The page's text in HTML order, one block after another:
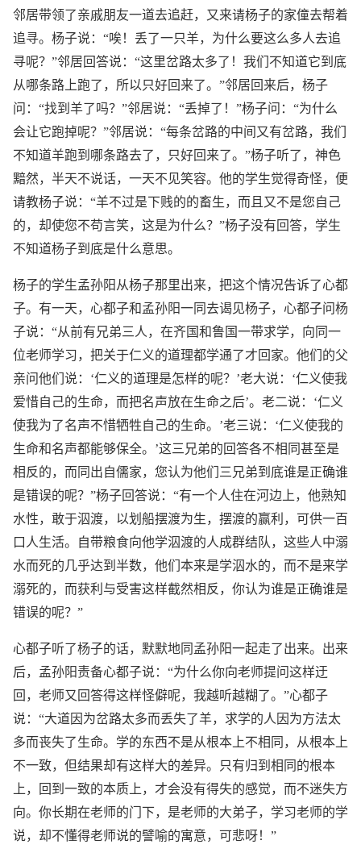
邻居带领了亲戚朋友一道去追赶，又来请杨子的家僮去帮着
追寻。杨子说：“唉！丢了一只羊，为什么要这么多人去追
寻呢？”邻居回答说：“这里岔路太多了！我们不知道它到底
从哪条路上跑了，所以只好回来了。”邻居回来后，杨子
问：“找到羊了吗？”邻居说：“丢掉了！”杨子问：“为什么
会让它跑掉呢？”邻居说：“每条岔路的中间又有岔路，我们
不知道羊跑到哪条路去了，只好回来了。”杨子听了，神色
黯然，半天不说话，一天不见笑容。他的学生觉得奇怪，便
请教杨子说：“羊不过是下贱的的畜生，而且又不是您自己
的，却使您不苟言笑，这是为什么？”杨子没有回答，学生
不知道杨子到底是什么意思。
杨子的学生孟孙阳从杨子那里出来，把这个情况告诉了心都
子。有一天，心都子和孟孙阳一同去谒见杨子，心都子问杨
子说：“从前有兄弟三人，在齐国和鲁国一带求学，向同一
位老师学习，把关于仁义的道理都学通了才回家。他们的父
亲问他们说：‘仁义的道理是怎样的呢？’老大说：‘仁义使我
爱惜自己的生命，而把名声放在生命之后’。老二说：‘仁义
使我为了名声不惜牺牲自己的生命。’老三说：‘仁义使我的
生命和名声都能够保全。’这三兄弟的回答各不相同甚至是
相反的，而同出自儒家，您认为他们三兄弟到底谁是正确谁
是错误的呢？”杨子回答说：“有一个人住在河边上，他熟知
水性，敢于泅渡，以划船摆渡为生，摆渡的赢利，可供一百
口人生活。自带粮食向他学泅渡的人成群结队，这些人中溺
水而死的几乎达到半数，他们本来是学泅水的，而不是来学
溺死的，而获利与受害这样截然相反，你认为谁是正确谁是
错误的呢？”
心都子听了杨子的话，默默地同孟孙阳一起走了出来。出来
后，孟孙阳责备心都子说：“为什么你向老师提问这样迂
回，老师又回答得这样怪僻呢，我越听越糊了。”心都子
说：“大道因为岔路太多而丢失了羊，求学的人因为方法太
多而丧失了生命。学的东西不是从根本上不相同，从根本上
不一致，但结果却有这样大的差异。只有归到相同的根本
上，回到一致的本质上，才会没有得失的感觉，而不迷失方
向。你长期在老师的门下，是老师的大弟子，学习老师的学
说，却不懂得老师说的譬喻的寓意，可悲呀！”